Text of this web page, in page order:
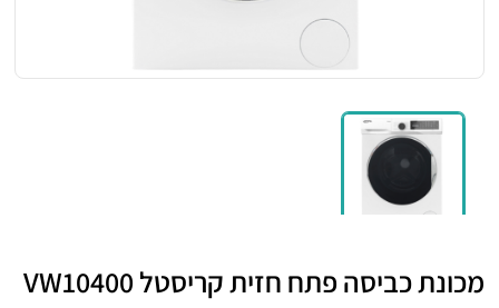
מכונת כביסה פתח חזית קריסטל VW10400